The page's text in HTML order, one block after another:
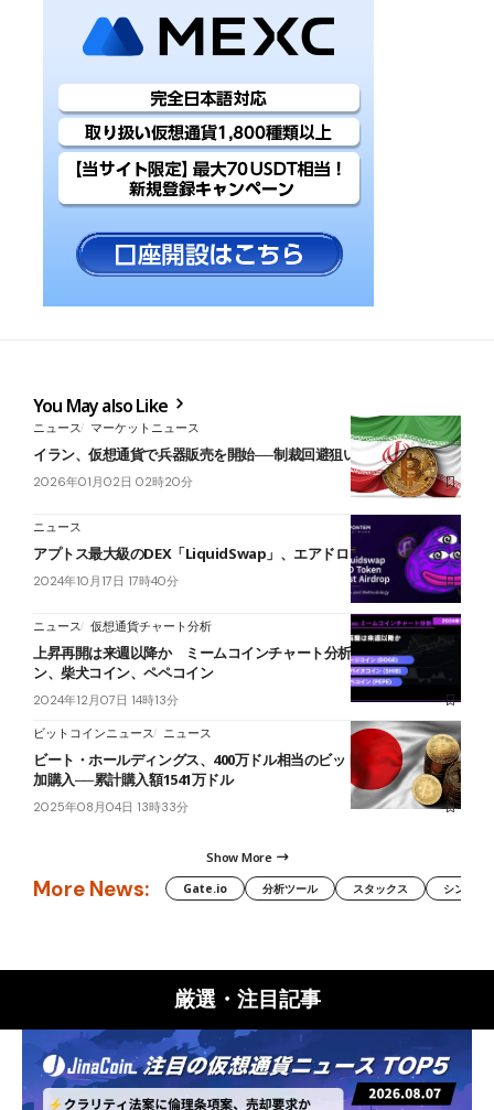
You May also Like
ニュース マーケットニュース
イラン、仮想通貨で兵器販売を開始──制裁回避狙い＝報道
2026年01月02日 02時20分
ニュース
アプトス最大級のDEX「LiquidSwap」、エアドロップを実施
2024年10月17日 17時40分
ニュース 仮想通貨チャート分析
上昇再開は来週以降か ミームコインチャート分析｜ドージコイ
ン、柴犬コイン、ペペコイン
2024年12月07日 14時13分
ビットコインニュース ニュース
ビート・ホールディングス、400万ドル相当のビットコインETFを追
加購入──累計購入額1541万ドル
2025年08月04日 13時33分
Show More
More News: Gate.io 分析ツール スタックス シンボル
厳選・注目記事